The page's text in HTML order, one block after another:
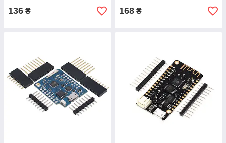
136 ₴ 168 ₴